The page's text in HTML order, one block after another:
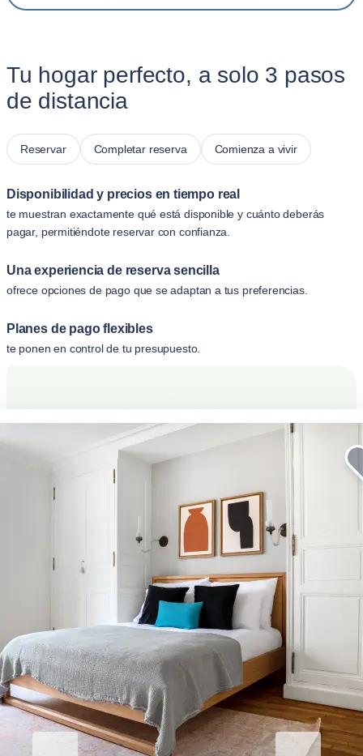
Tu hogar perfecto, a solo 3 pasos
de distancia
Reservar Completar reserva Comienza a vivir
Disponibilidad y precios en tiempo real
te muestran exactamente qué está disponible y cuánto deberás
pagar, permitiéndote reservar con confianza.
Una experiencia de reserva sencilla
ofrece opciones de pago que se adaptan a tus preferencias.
Planes de pago flexibles
te ponen en control de tu presupuesto.
Eleve su estancia corporativa